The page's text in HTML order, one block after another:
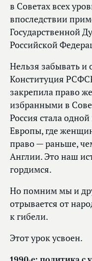
в Советах всех
впоследствии
Государственной
Российской
Нельзя забывать и
Конституция
закрепила право
избранными в
Россия стала
Европы, где
право — раньше,
Англии. Это наш
гордимся.
Но помним мы и
отрывается от
к гибели.
Этот урок усвоен.